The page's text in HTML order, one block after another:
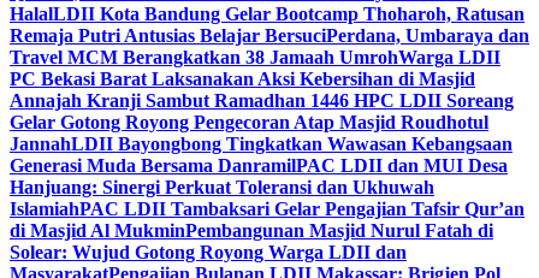
HalalLDII Kota Bandung Gelar Bootcamp Thoharoh, Ratusan
Remaja Putri Antusias Belajar BersuciPerdana, Umbaraya dan
Travel MCM Berangkatkan 38 Jamaah UmrohWarga LDII
PC Bekasi Barat Laksanakan Aksi Kebersihan di Masjid
Annajah Kranji Sambut Ramadhan 1446 HPC LDII Soreang
Gelar Gotong Royong Pengecoran Atap Masjid Roudhotul
JannahLDII Bayongbong Tingkatkan Wawasan Kebangsaan
Generasi Muda Bersama DanramilPAC LDII dan MUI Desa
Hanjuang: Sinergi Perkuat Toleransi dan Ukhuwah
IslamiahPAC LDII Tambaksari Gelar Pengajian Tafsir Qur’an
di Masjid Al MukminPembangunan Masjid Nurul Fatah di
Solear: Wujud Gotong Royong Warga LDII dan
MasyarakatPengajian Bulanan LDII Makassar: Brigjen Pol